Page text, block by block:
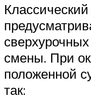
смены. При
положенной
так: